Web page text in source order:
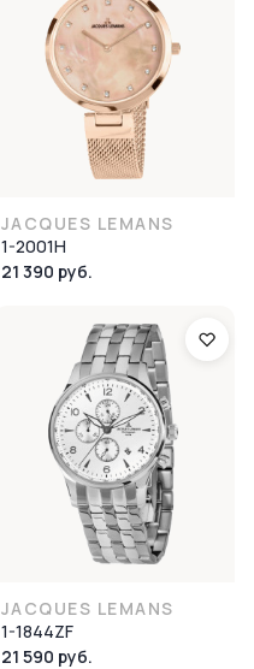
JACQUES LEMANS
1-2001H
21 390 руб.
JACQUES LEMANS
1-1844ZF
21 590 руб.